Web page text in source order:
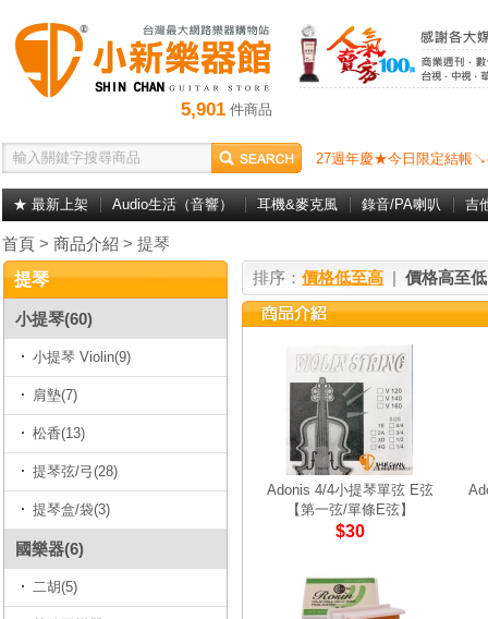
5,901 件商品
27週年慶★今日限定結帳
★ 最新上架 Audio生活（音響） 耳機&麥克風 錄音/PA喇叭 吉
首頁 > 商品介紹 > 提琴
提琴
小提琴(60)
小提琴 Violin(9)
肩墊(7)
松香(13)
提琴弦/弓(28)
提琴盒/袋(3)
國樂器(6)
二胡(5)
排序： 價格低至高 | 價格高至低
Adonis 4/4小提琴單弦 E弦
【第一弦/單條E弦】
$30